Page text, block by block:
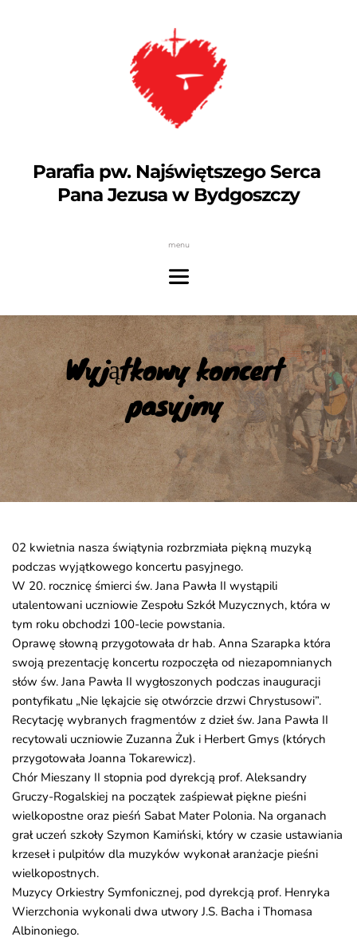
Parafia pw. Najświętszego Serca
Pana Jezusa w Bydgoszczy
menu
Wyjątkowy koncert
pasyjny
02 kwietnia nasza świątynia rozbrzmiała piękną muzyką
podczas wyjątkowego koncertu pasyjnego.
W 20. rocznicę śmierci św. Jana Pawła II wystąpili
utalentowani uczniowie Zespołu Szkół Muzycznych, która w
tym roku obchodzi 100-lecie powstania.
Oprawę słowną przygotowała dr hab. Anna Szarapka która
swoją prezentację koncertu rozpoczęła od niezapomnianych
słów św. Jana Pawła II wygłoszonych podczas inauguracji
pontyfikatu „Nie lękajcie się otwórzcie drzwi Chrystusowi”.
Recytację wybranych fragmentów z dzieł św. Jana Pawła II
recytowali uczniowie Zuzanna Żuk i Herbert Gmys (których
przygotowała Joanna Tokarewicz).
Chór Mieszany II stopnia pod dyrekcją prof. Aleksandry
Gruczy-Rogalskiej na początek zaśpiewał piękne pieśni
wielkopostne oraz pieśń Sabat Mater Polonia. Na organach
grał uczeń szkoły Szymon Kamiński, który w czasie ustawiania
krzeseł i pulpitów dla muzyków wykonał aranżacje pieśni
wielkopostnych.
Muzycy Orkiestry Symfonicznej, pod dyrekcją prof. Henryka
Wierzchonia wykonali dwa utwory J.S. Bacha i Thomasa
Albinoniego.